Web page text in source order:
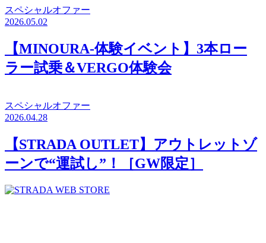
スペシャルオファー
2026.05.02
【MINOURA-体験イベント】3本ロー
ラー試乗＆VERGO体験会
スペシャルオファー
2026.04.28
【STRADA OUTLET】アウトレットゾ
ーンで“運試し”！［GW限定］